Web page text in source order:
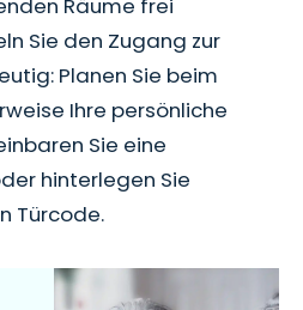
Sie den Zugang zur
Planen Sie beim
Ihre persönliche
Sie eine
hinterlegen Sie
Türcode.